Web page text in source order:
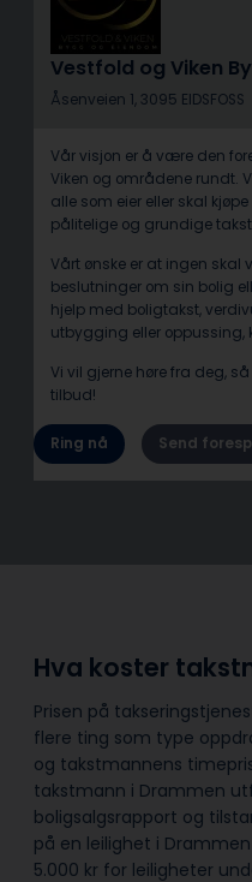
Vestfold og Viken
Åsenveien 1, 3095 EIDSFOSS
Vår visjon er å være den
Viken og områdene rundt.
alle som eier eller skal
pålitelige og grundige
Vårt ønske er at ingen skal
beslutninger om sin bolig
hjelp med boligtakst,
utbygging eller oppussing,
Vi vil gjerne høre fra deg,
tilbud!
Ring nå Send
Hva koster
Prisen på
flere ting som type
og takstmannens
takstmann i Drammen
boligsalgsrapport og
på en leilighet i
5.000 kr for leiligheter